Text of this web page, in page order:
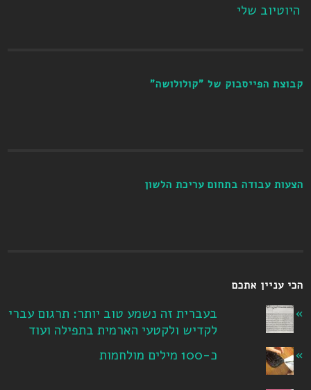
היוטיוב שלי
קבוצת הפייסבוק של "קולולושה"
הצעות עבודה בתחום עריכת הלשון
הכי עניין אתכם
בעברית זה נשמע טוב יותר: תרגום עברי
לקדיש ולקטעי הארמית בתפילה ועוד
כ-100 מילים מולחמות